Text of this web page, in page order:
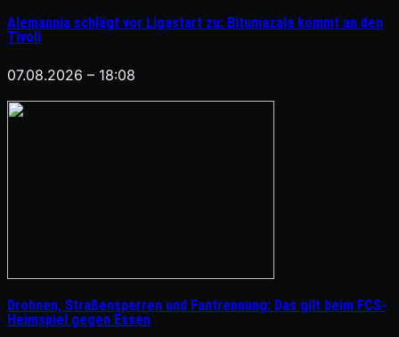
Alemannia schlägt vor Ligastart zu: Bitumazala kommt an den
Tivoli
07.08.2026 – 18:08
Drohnen, Straßensperren und Fantrennung: Das gilt beim FCS-
Heimspiel gegen Essen